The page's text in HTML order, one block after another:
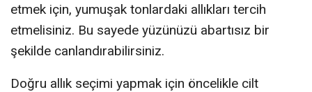
etmek için, yumuşak tonlardaki allıkları tercih
etmelisiniz. Bu sayede yüzünüzü abartısız bir
şekilde canlandırabilirsiniz.
Doğru allık seçimi yapmak için öncelikle cilt